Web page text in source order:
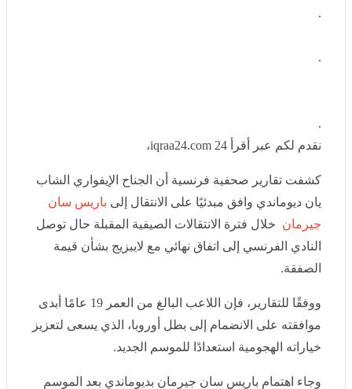
نقدم لكم عبر أقرأ 24 iqraa24.com،
كشفت تقارير صحفية فرنسية أن الجناح الإيفواري الشاب
يان ديوماندي وافق مبدئيًا على الانتقال إلى
باريس سان
جيرمان
خلال فترة الانتقالات الصيفية المقبلة حال توصل
النادي الفرنسي إلى اتفاق نهائي مع لايبزيج بشأن قيمة
الصفقة.
ووفقًا للتقارير، فإن اللاعب البالغ من العمر 19 عامًا أبدى
موافقته على الانضمام إلى بطل أوروبا، الذي يسعى لتعزيز
خياراته الهجومية استعدادًا للموسم الجديد.
وجاء اهتمام باريس سان جيرمان بديوماندي بعد الموسم